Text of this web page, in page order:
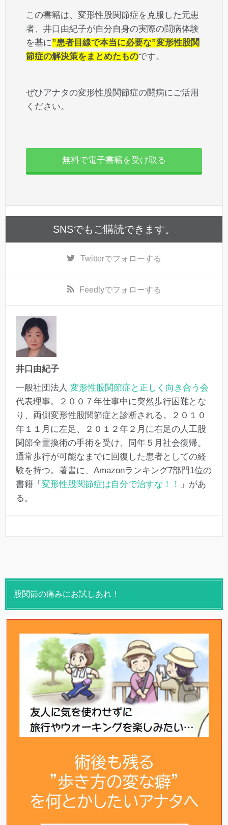
この書籍は、変形性股関節症を克服した元患
者、井口由紀子が自分自身の実際の闘病体験
を基に”患者目線で本当に必要な”変形性股関
節症の解決策をまとめたものです。
ぜひアナタの変形性股関節症の闘病にご活用
ください。
無料で電子書籍を受け取る
SNSでもご購読できます。
Twitterでフォローする
Feedlyでフォローする
井口由紀子
一般社団法人 変形性股関節症と正しく向き合う会
代表理事。２００７年仕事中に突然歩行困難とな
り、両側変形性股関節症と診断される。２０１０
年１１月に左足、２０１２年２月に右足の人工股
関節全置換術の手術を受け、同年５月社会復帰。
通常歩行が可能なまでに回復した患者としての経
験を持つ。著書に、Amazonランキング7部門1位の
書籍「 変形性股関節症は自分で治すな！！
」があ
る。
股関節の痛みにお試しあれ！